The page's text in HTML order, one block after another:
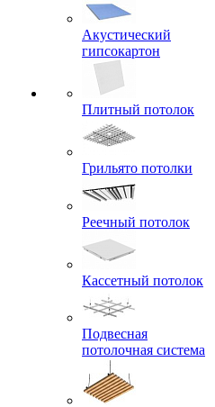
Акустический
гипсокартон
Плитный потолок
Грильято потолки
Реечный потолок
Кассетный потолок
Подвесная
потолочная система